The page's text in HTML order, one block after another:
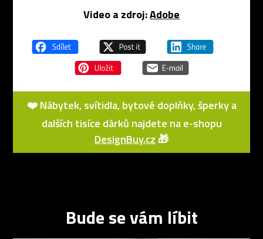
Video a zdroj:Adobe
❤️ Nábytek, svítidla, bytové doplňky, šperky a
dalších tisíce dárků najdete na e-shopu
DesignBuy.cz 🎁
Bude se vám líbit